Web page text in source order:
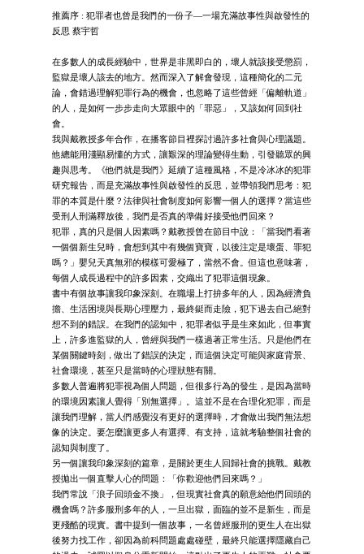
推薦序 : 犯罪者也曾是我們的一份子—一場充滿故事性與啟發性的
反思 蔡宇哲
在多數人的成長經驗中，世界是非黑即白的，壞人就該接受懲罰，
監獄是壞人該去的地方。然而深入了解會發現，這種簡化的二元
論，會錯過理解犯罪行為的機會，也忽略了這些曾經「偏離軌道」
的人，是如何一步步走向大眾眼中的「罪惡」，又該如何回到社
會。
我與戴教授多年合作，在播客節目裡探討過許多社會與心理議題。
他總能用淺顯易懂的方式，讓艱深的理論變得生動，引發聽眾的興
趣與思考。《他們就是我們》延續了這種風格，不是冷冰冰的犯罪
研究報告，而是充滿故事性與啟發性的反思，並帶領我們思考：犯
罪的本質是什麼？法律與社會制度如何影響一個人的選擇？當這些
受刑人刑滿釋放後，我們是否真的準備好接受他們回來？
犯罪，真的只是個人因素嗎？戴教授曾在節目中說：「當我們看著
一個個新生兒時，會想到其中有幾個寶寶，以後注定是壞蛋、罪犯
嗎？」嬰兒天真無邪的模樣可愛極了，當然不會。但這也意味著，
每個人成長過程中的許多因素，交織出了犯罪這個現象。
書中有個故事讓我印象深刻。在職場上打拚多年的人，因為經濟負
擔、生活困境與長期心理壓力，最終鋌而走險，犯下過去自己絕對
想不到的錯誤。在我們的認知中，犯罪者似乎是生來如此，但事實
上，許多進監獄的人，曾經與我們一樣過著正常生活。只是他們在
某個關鍵時刻，做出了錯誤的決定，而這個決定可能與家庭背景、
社會環境，甚至只是當時的心理狀態有關。
多數人普遍將犯罪視為個人問題，但很多行為的發生，是因為當時
的環境因素讓人覺得「別無選擇」。這並不是在合理化犯罪，而是
讓我們理解，當人們感覺沒有更好的選擇時，才會做出我們無法想
像的決定。要怎麼讓更多人有選擇、有支持，這就考驗整個社會的
認知與制度了。
另一個讓我印象深刻的篇章，是關於更生人回歸社會的挑戰。戴教
授拋出一個直擊人心的問題：「你歡迎他們回來嗎？」
我們常說「浪子回頭金不換」，但現實社會真的願意給他們回頭的
機會嗎？許多服刑多年的人，一旦出獄，面臨的並不是新生，而是
更殘酷的現實。書中提到一個故事，一名曾經服刑的更生人在出獄
後努力找工作，卻因為前科問題處處碰壁，最終只能選擇隱藏自己